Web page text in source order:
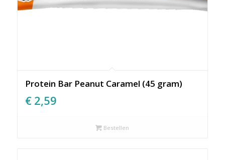
Protein Bar Peanut Caramel (45 gram)
€ 2,59
Bestellen